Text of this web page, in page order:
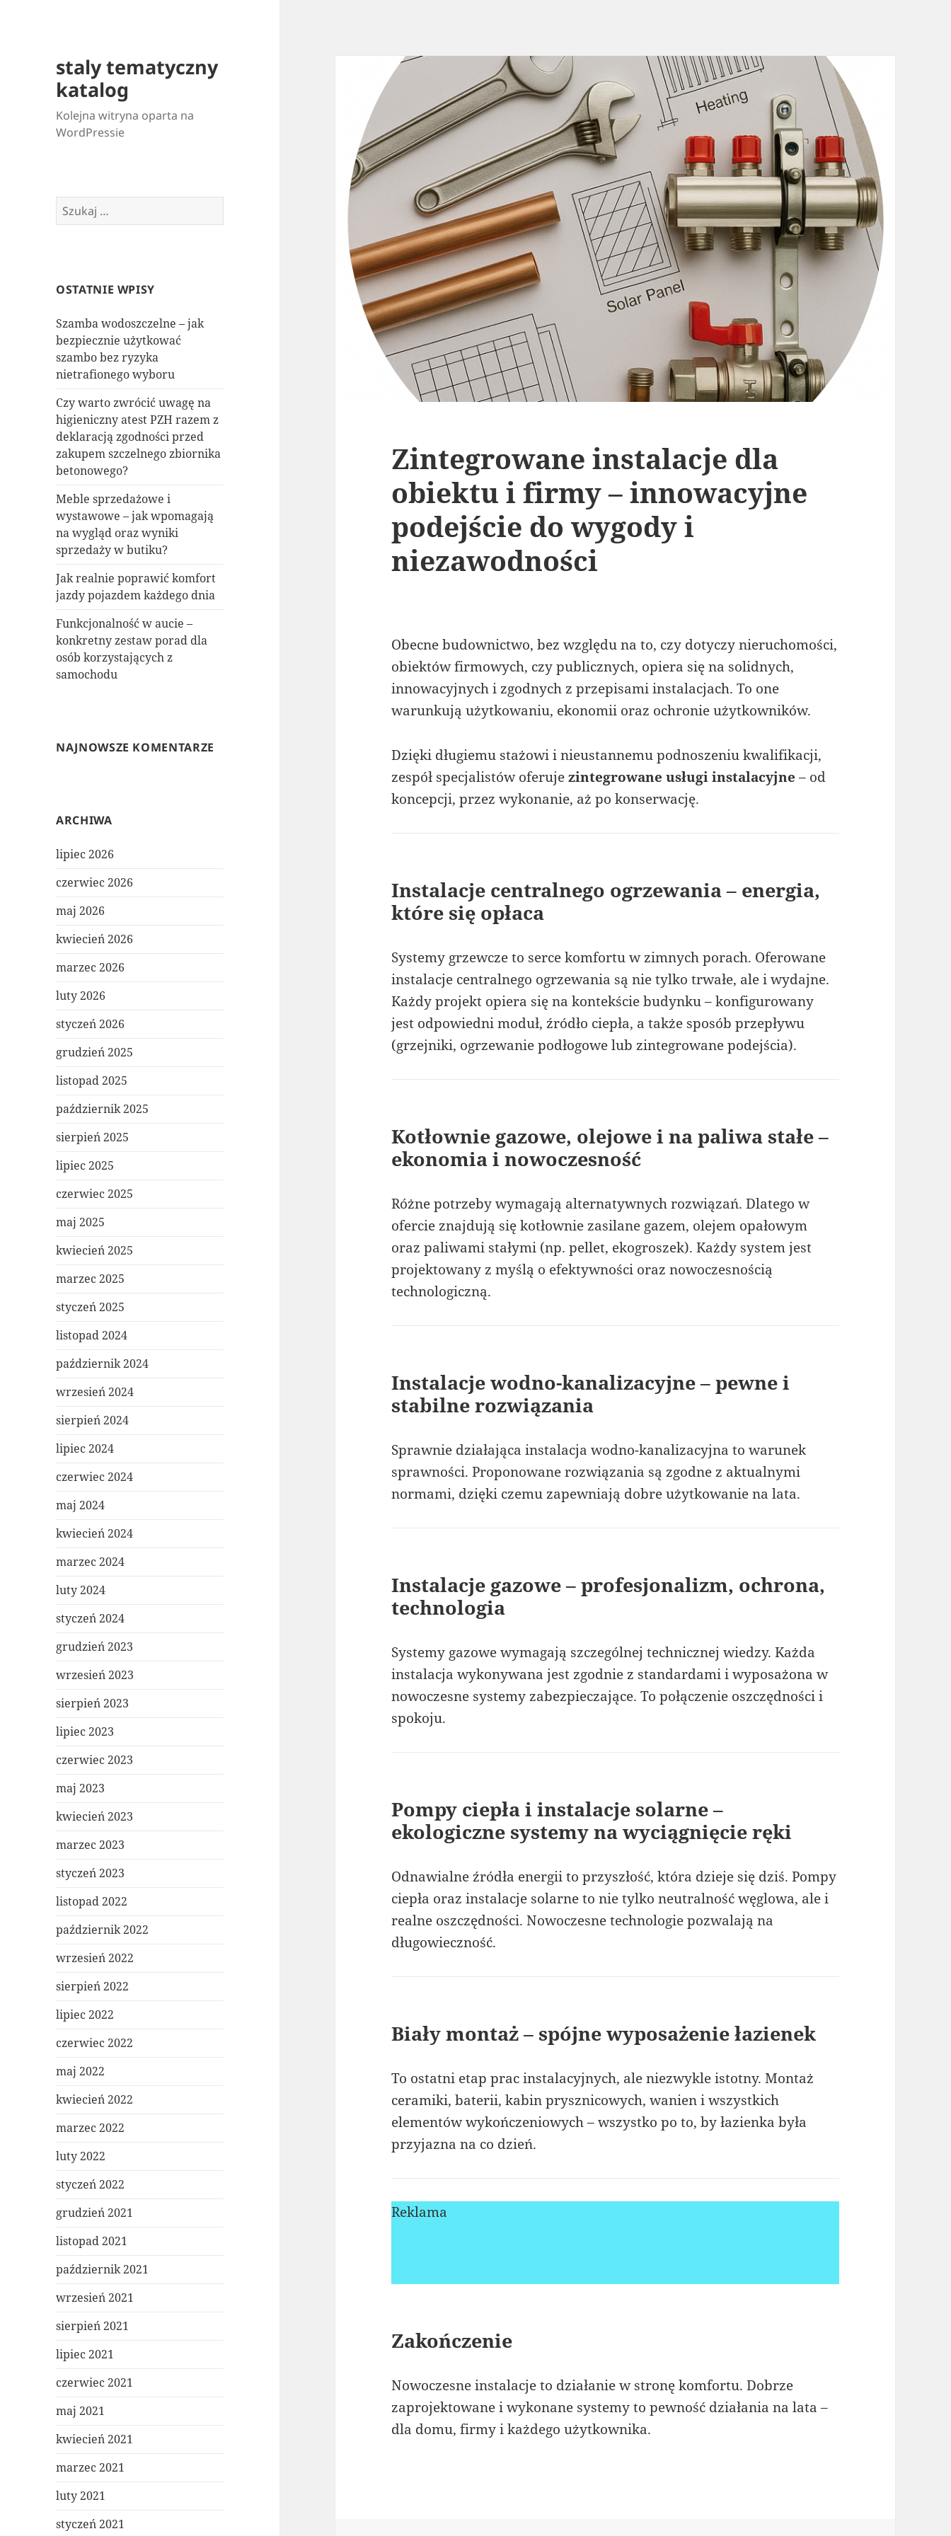
staly tematyczny
katalog
Kolejna witryna oparta na
WordPressie
Szukaj:
OSTATNIE WPISY
Szamba wodoszczelne – jak
bezpiecznie użytkować
szambo bez ryzyka
nietrafionego wyboru
Czy warto zwrócić uwagę na
higieniczny atest PZH razem z
deklaracją zgodności przed
zakupem szczelnego zbiornika
betonowego?
Meble sprzedażowe i
wystawowe – jak wpomagają
na wygląd oraz wyniki
sprzedaży w butiku?
Jak realnie poprawić komfort
jazdy pojazdem każdego dnia
Funkcjonalność w aucie –
konkretny zestaw porad dla
osób korzystających z
samochodu
NAJNOWSZE KOMENTARZE
ARCHIWA
lipiec 2026
czerwiec 2026
maj 2026
kwiecień 2026
marzec 2026
luty 2026
styczeń 2026
grudzień 2025
listopad 2025
październik 2025
sierpień 2025
lipiec 2025
czerwiec 2025
maj 2025
kwiecień 2025
marzec 2025
styczeń 2025
listopad 2024
październik 2024
wrzesień 2024
sierpień 2024
lipiec 2024
czerwiec 2024
maj 2024
kwiecień 2024
marzec 2024
luty 2024
styczeń 2024
grudzień 2023
wrzesień 2023
sierpień 2023
lipiec 2023
czerwiec 2023
maj 2023
kwiecień 2023
marzec 2023
styczeń 2023
listopad 2022
październik 2022
wrzesień 2022
sierpień 2022
lipiec 2022
czerwiec 2022
maj 2022
kwiecień 2022
marzec 2022
luty 2022
styczeń 2022
grudzień 2021
listopad 2021
październik 2021
wrzesień 2021
sierpień 2021
lipiec 2021
czerwiec 2021
maj 2021
kwiecień 2021
marzec 2021
luty 2021
styczeń 2021
Zintegrowane instalacje dla
obiektu i firmy – innowacyjne
podejście do wygody i
niezawodności
Obecne budownictwo, bez względu na to, czy dotyczy nieruchomości,
obiektów firmowych, czy publicznych, opiera się na solidnych,
innowacyjnych i zgodnych z przepisami instalacjach. To one
warunkują użytkowaniu, ekonomii oraz ochronie użytkowników.
Dzięki długiemu stażowi i nieustannemu podnoszeniu kwalifikacji,
zespół specjalistów oferujezintegrowane usługi instalacyjne – od
koncepcji, przez wykonanie, aż po konserwację.
Instalacje centralnego ogrzewania – energia,
które się opłaca
Systemy grzewcze to serce komfortu w zimnych porach. Oferowane
instalacje centralnego ogrzewania są nie tylko trwałe, ale i wydajne.
Każdy projekt opiera się na kontekście budynku – konfigurowany
jest odpowiedni moduł, źródło ciepła, a także sposób przepływu
(grzejniki, ogrzewanie podłogowe lub zintegrowane podejścia).
Kotłownie gazowe, olejowe i na paliwa stałe –
ekonomia i nowoczesność
Różne potrzeby wymagają alternatywnych rozwiązań. Dlatego w
ofercie znajdują się kotłownie zasilane gazem, olejem opałowym
oraz paliwami stałymi (np. pellet, ekogroszek). Każdy system jest
projektowany z myślą o efektywności oraz nowoczesnością
technologiczną.
Instalacje wodno-kanalizacyjne – pewne i
stabilne rozwiązania
Sprawnie działająca instalacja wodno-kanalizacyjna to warunek
sprawności. Proponowane rozwiązania są zgodne z aktualnymi
normami, dzięki czemu zapewniają dobre użytkowanie na lata.
Instalacje gazowe – profesjonalizm, ochrona,
technologia
Systemy gazowe wymagają szczególnej technicznej wiedzy. Każda
instalacja wykonywana jest zgodnie z standardami i wyposażona w
nowoczesne systemy zabezpieczające. To połączenie oszczędności i
spokoju.
Pompy ciepła i instalacje solarne –
ekologiczne systemy na wyciągnięcie ręki
Odnawialne źródła energii to przyszłość, która dzieje się dziś. Pompy
ciepła oraz instalacje solarne to nie tylko neutralność węglowa, ale i
realne oszczędności. Nowoczesne technologie pozwalają na
długowieczność.
Biały montaż – spójne wyposażenie łazienek
To ostatni etap prac instalacyjnych, ale niezwykle istotny. Montaż
ceramiki, baterii, kabin prysznicowych, wanien i wszystkich
elementów wykończeniowych – wszystko po to, by łazienka była
przyjazna na co dzień.
Reklama
Zakończenie
Nowoczesne instalacje to działanie w stronę komfortu. Dobrze
zaprojektowane i wykonane systemy to pewność działania na lata –
dla domu, firmy i każdego użytkownika.